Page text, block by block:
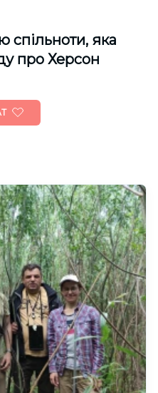
спільноти, яка
про Херсон